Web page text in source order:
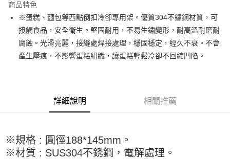
Apple Pay
街口支付
悠遊付
【關於「AFTEE先享後付」】
便利好安心！
１．簡單：不需註冊會員、不需綁卡、不需儲值。
２．便利：只要手機號碼，簡訊認證，即可結帳。
運送方式
商品特色
※蛋糕、麵包等西點倒扣冷卻專用架。優質304不鏽鋼材質，可
接觸食品，安全衛生。堅固耐用，不易生鏽變形，耐高溫耐磨耐
腐蝕。光滑亮麗，接縫處焊接處理，穩固穩定，經久不衰。不會
產生壓痕，不影響蛋糕組織，讓蛋糕輕鬆冷卻不回縮凹陷。
詳細說明 相關推薦
※規格 : 圓徑188*145mm。
※材質 : SUS304不銹鋼，電解處理。